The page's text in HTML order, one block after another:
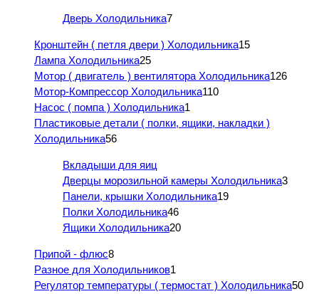
Дверь Холодильника7
Кронштейн ( петля двери ) Холодильника15
Лампа Холодильника25
Мотор ( двигатель ) вентилятора Холодильника126
Мотор-Компрессор Холодильника110
Насос ( помпа ) Холодильника1
Пластиковые детали ( полки, ящики, накладки )
Холодильника56
Вкладыши для яиц
Дверцы морозильной камеры Холодильника3
Панели, крышки Холодильника19
Полки Холодильника46
Ящики Холодильника20
Припой - флюс8
Разное для Холодильников1
Регулятор температуры ( термостат ) Холодильника50